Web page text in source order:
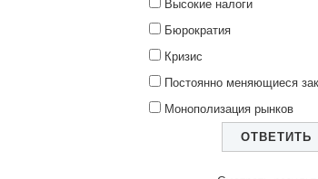
Высокие налоги
Бюрократия
Кризис
Постоянно меняющиеся
Монополизация рынков